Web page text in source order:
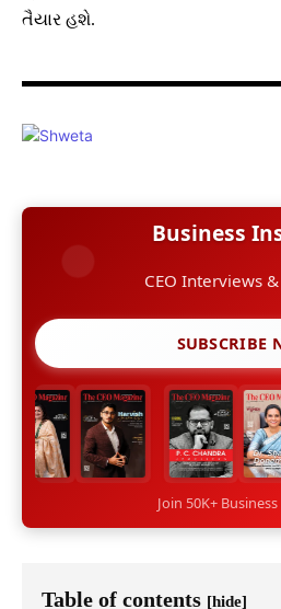
તૈયાર હશે.
Business
CEO Interviews
SUBSCRIBE
Join 50K+
Table of contents [hide]